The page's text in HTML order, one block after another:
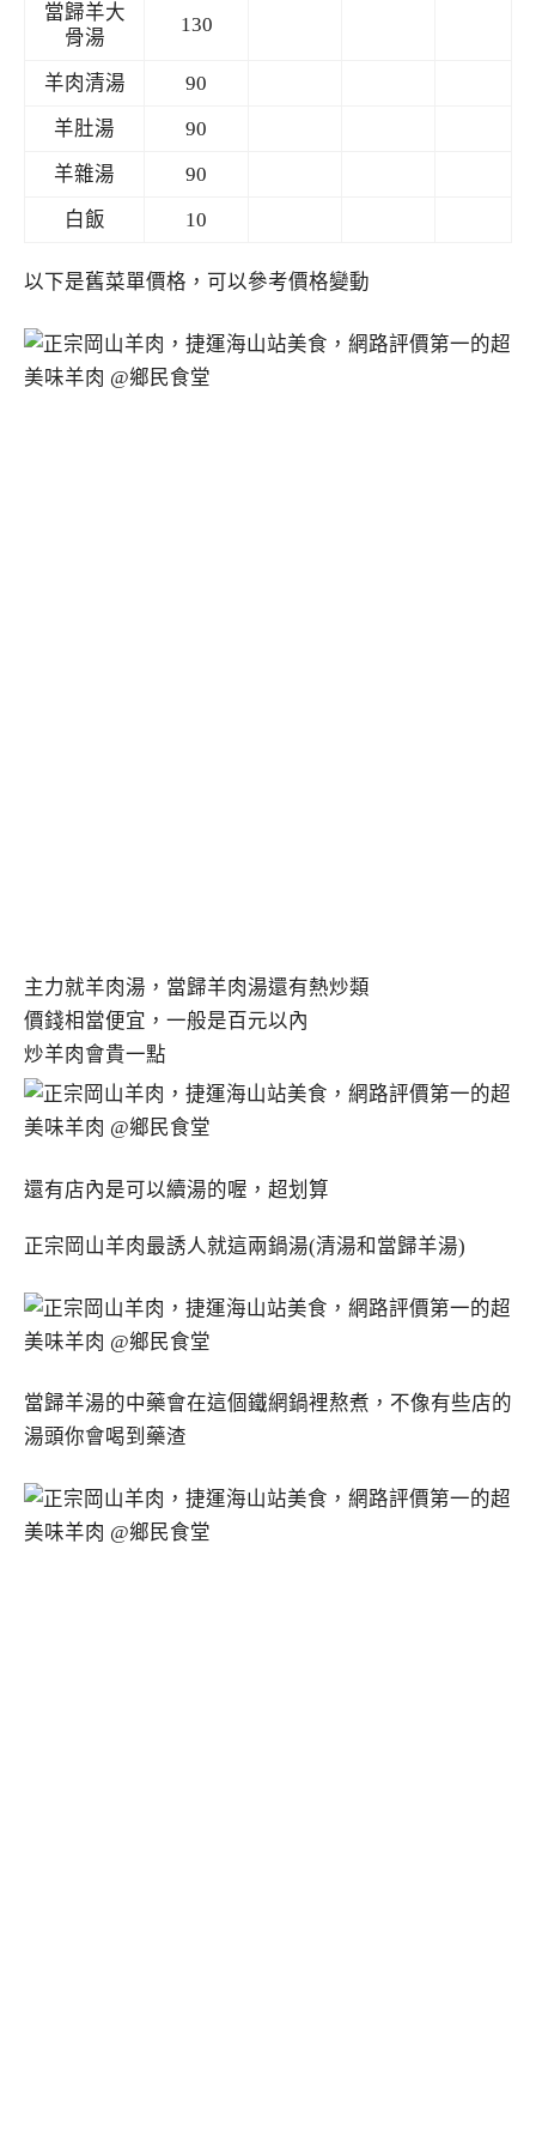
當歸羊大
骨湯
130
羊肉清湯
90
羊肚湯
90
羊雜湯
90
白飯
10
以下是舊菜單價格，可以參考價格變動
主力就羊肉湯，當歸羊肉湯還有熱炒類
價錢相當便宜，一般是百元以內
炒羊肉會貴一點
還有店內是可以續湯的喔，超划算
正宗岡山羊肉最誘人就這兩鍋湯(清湯和當歸羊湯)
當歸羊湯的中藥會在這個鐵網鍋裡熬煮，不像有些店的
湯頭你會喝到藥渣